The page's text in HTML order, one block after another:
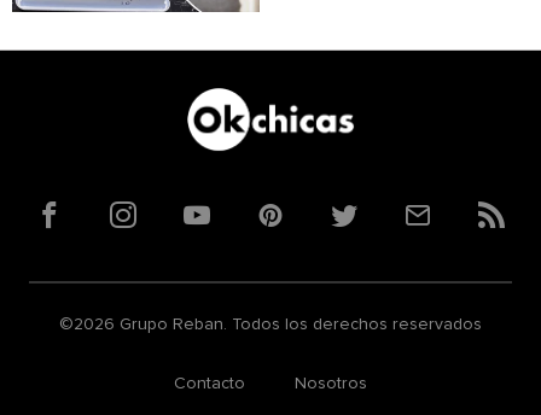
FacebookInstagramYouTubePinterestTwitterCorreoRSS
©2026 Grupo Reban. Todos los derechos reservados
Contacto Nosotros